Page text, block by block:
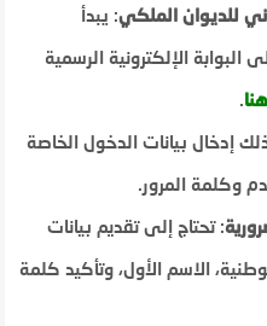
للديوان الملكي: يبدأ
البوابة الإلكترونية الرسمية
هنا.
إدخال بيانات الدخول الخاصة
وكلمة المرور.
: تحتاج إلى تقديم بيانات
الاسم الأول، وتأكيد كلمة